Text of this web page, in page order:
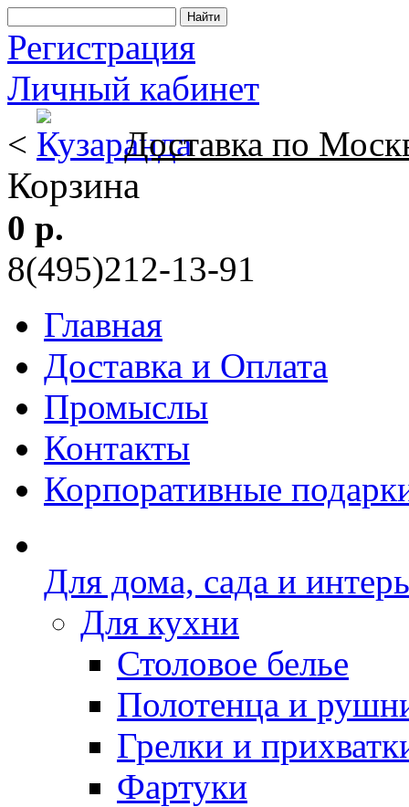
Регистрация
Личный кабинет
<
Доставка по
Корзина
0 р.
8(495)212-13-91
Главная
Доставка и Оплата
Промыслы
Контакты
Корпоративные
Для дома, сада и
Для кухни
Столовое белье
Полотенца и
Грелки и
Фартуки